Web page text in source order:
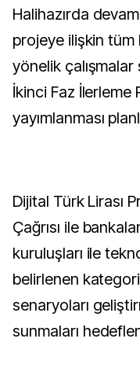
Halihazırda
projeye ilişkin tüm
yönelik
İkinci Faz
yayımlanması
Dijital Türk Lirası
Çağrısı ile
kuruluşları ile
belirlenen
senaryoları
sunmaları